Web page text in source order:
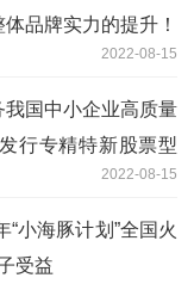
品牌实力的提升！
2022-08-15
我国中小企业高质量
行专精特新股票型
2022-08-15
小海豚计划”全国火
受益